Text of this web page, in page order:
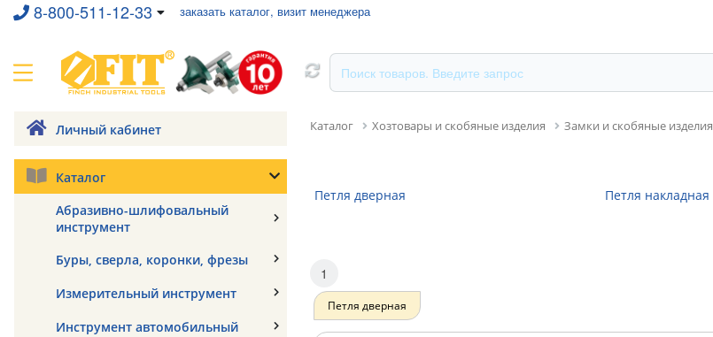
8-800-511-12-33 заказать каталог, визит менеджера
Личный кабинет
Каталог
Абразивно-шлифовальный
инструмент
Буры, сверла, коронки, фрезы
Измерительный инструмент
Инструмент автомобильный
Каталог Хозтовары и скобяные изделия Замки и скобяные изделия
Петля дверная Петля накладная
1
Петля дверная